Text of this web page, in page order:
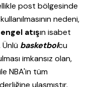
post bölgesinde
nedeni,
atışın isabet
Ünlü basketbolcu
imkansız olan,
NBA'in tüm
ulaşmıştır.